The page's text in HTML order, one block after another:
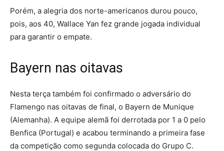
Porém, a alegria dos norte-americanos durou pouco,
pois, aos 40, Wallace Yan fez grande jogada individual
para garantir o empate.
Bayern nas oitavas
Nesta terça também foi confirmado o adversário do
Flamengo nas oitavas de final, o Bayern de Munique
(Alemanha). A equipe alemã foi derrotada por 1 a 0 pelo
Benfica (Portugal) e acabou terminando a primeira fase
da competição como segunda colocada do Grupo C.